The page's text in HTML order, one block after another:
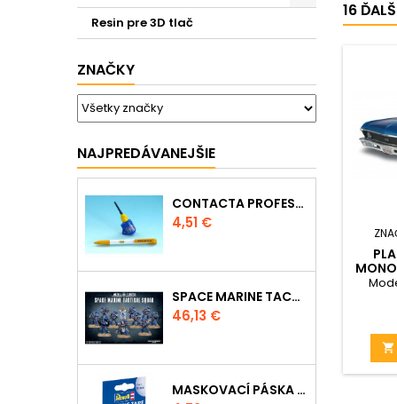
Resin pre 3D tlač
ZNAČKY
NAJPREDÁVANEJŠIE
CONTACTA PROFESSIONAL MINI 39608 - 12,5G
Cena
4,51 €
SPACE MARINE TACTICAL SQUAD
Cena
46,13 €
MASKOVACÍ PÁSKA 39695 - 10MM
16
- '69
